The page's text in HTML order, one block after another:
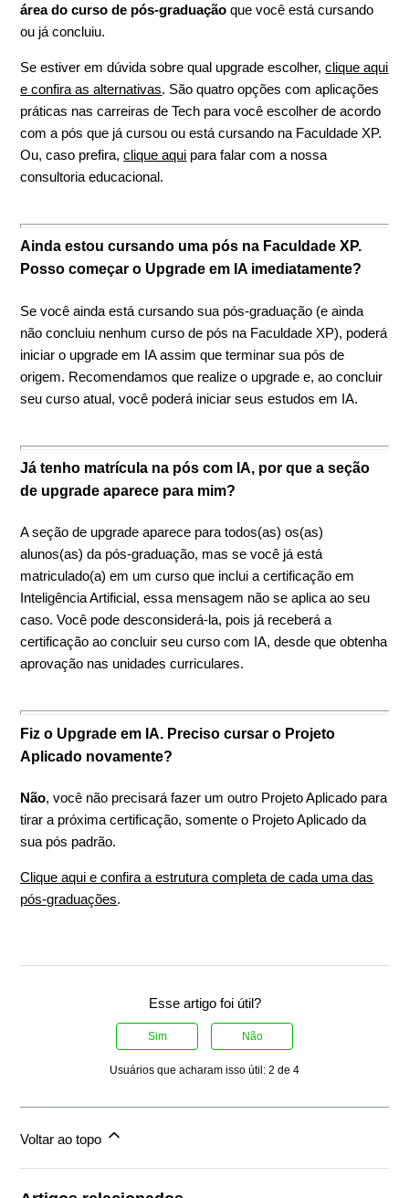
área do curso de pós-graduação que você está cursando
ou já concluiu.
Se estiver em dúvida sobre qual upgrade escolher,clique aqui
e confira as alternativas. São quatro opções com aplicações
práticas nas carreiras de Tech para você escolher de acordo
com a pós que já cursou ou está cursando na Faculdade XP.
Ou, caso prefira,clique aqui para falar com a nossa
consultoria educacional.
Ainda estou cursando uma pós na Faculdade XP.
Posso começar o Upgrade em IA imediatamente?
Se você ainda está cursando sua pós-graduação (e ainda
não concluiu nenhum curso de pós na Faculdade XP), poderá
iniciar o upgrade em IA assim que terminar sua pós de
origem. Recomendamos que realize o upgrade e, ao concluir
seu curso atual, você poderá iniciar seus estudos em IA.
Já tenho matrícula na pós com IA, por que a seção
de upgrade aparece para mim?
A seção de upgrade aparece para todos(as) os(as)
alunos(as) da pós-graduação, mas se você já está
matriculado(a) em um curso que inclui a certificação em
Inteligência Artificial, essa mensagem não se aplica ao seu
caso. Você pode desconsiderá-la, pois já receberá a
certificação ao concluir seu curso com IA, desde que obtenha
aprovação nas unidades curriculares.
Fiz o Upgrade em IA. Preciso cursar o Projeto
Aplicado novamente?
Não, você não precisará fazer um outro Projeto Aplicado para
tirar a próxima certificação, somente o Projeto Aplicado da
sua pós padrão.
Clique aqui e confira a estrutura completa de cada uma das
pós-graduações.
Esse artigo foi útil?
Sim Não
Usuários que acharam isso útil: 2 de 4
Voltar ao topo